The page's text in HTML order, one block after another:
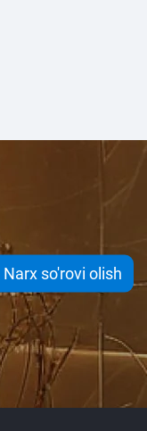
Narx so'rovi olish